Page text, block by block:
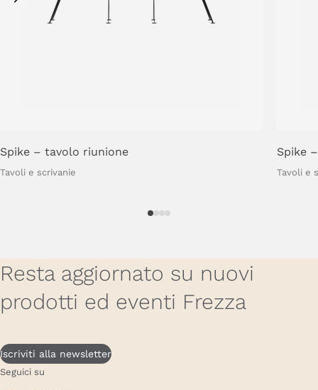
Spike – tavolo riunione
Tavoli e scrivanie
Spike –
Tavoli e
Resta aggiornato su nuovi
prodotti ed eventi Frezza
Iscriviti alla newsletter
Seguici su